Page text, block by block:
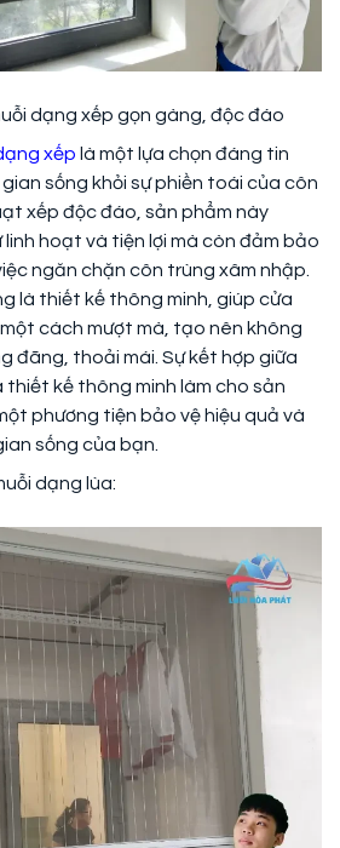
dạng xếp gọn gàng, độc đáo
xếp là một lựa chọn đáng tin
sống khỏi sự phiền toái của côn
xếp độc đáo, sản phẩm này
linh hoạt và tiện lợi mà còn đảm bảo
ngăn chặn côn trùng xâm nhập.
là thiết kế thông minh, giúp cửa
một cách mượt mà, tạo nên không
đãng, thoải mái. Sự kết hợp giữa
thiết kế thông minh làm cho sản
phương tiện bảo vệ hiệu quả và
sống của bạn.
dạng lùa: